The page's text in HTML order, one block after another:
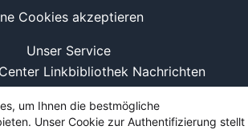
Unser Service
Linkbibliothek Nachrichten
Cookies akzeptieren
um Ihnen die bestmögliche
Unser Cookie zur Authentifizierung stellt